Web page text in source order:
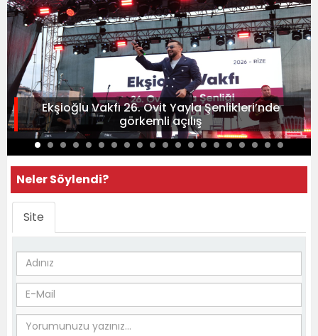
Ekşioğlu Vakfı 26. Ovit Yayla Şenlikleri’nde
görkemli açılış
Neler Söylendi?
Site